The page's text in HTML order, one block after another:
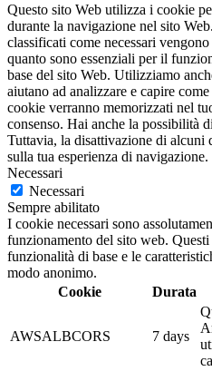
Questo sito Web utilizza i cookie
durante la navigazione nel sito
classificati come necessari
quanto sono essenziali per il
base del sito Web. Utilizziamo
aiutano ad analizzare e capire
cookie verranno memorizzati nel
consenso. Hai anche la possibilità
Tuttavia, la disattivazione di
sulla tua esperienza di navigazione.
Necessari
Necessari
Sempre abilitato
I cookie necessari sono
funzionamento del sito web.
funzionalità di base e le
modo anonimo.
Cookie
Durata
AWSALBCORS 7 days